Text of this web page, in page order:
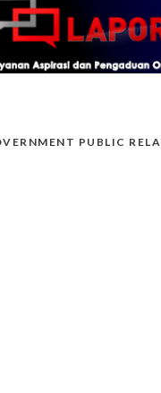
PUBLIC